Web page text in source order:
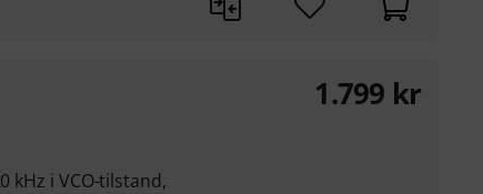
kHz i VCO-tilstand,
1.799 kr